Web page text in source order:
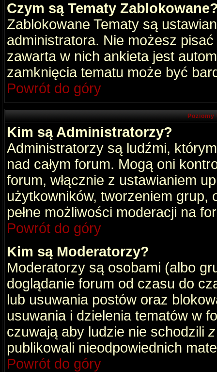
Czym są Tematy
Zablokowane Tematy są
administratora. Nie możesz
zawarta w nich ankieta jest
zamknięcia tematu może być
Powrót do góry
Kim są Administratorzy?
Administratorzy są ludźmi,
nad całym forum. Mogą oni
forum, włącznie z ustawianiem
użytkowników, tworzeniem grup,
pełne możliwości moderacji na
Powrót do góry
Kim są Moderatorzy?
Moderatorzy są osobami (albo
doglądanie forum od czasu do
lub usuwania postów oraz
usuwania i dzielenia tematów w
czuwają aby ludzie nie schodzili
publikowali nieodpowiednich
Powrót do góry